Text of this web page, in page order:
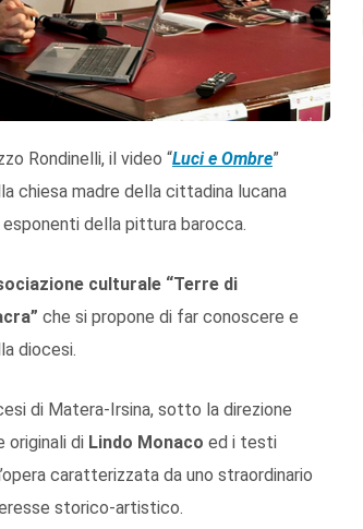
Rondinelli, il video “Luci e Ombre”
chiesa madre della cittadina lucana
esponenti della pittura barocca.
culturale “Terre di
che si propone di far conoscere e
diocesi.
di Matera-Irsina, sotto la direzione
originali di Lindo Monaco ed i testi
caratterizzata da uno straordinario
storico-artistico.